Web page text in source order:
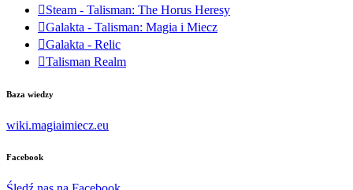
Steam - Talisman: The Horus Heresy
Galakta - Talisman: Magia i Miecz
Galakta - Relic
Talisman Realm
Baza wiedzy
wiki.magiaimiecz.eu
Facebook